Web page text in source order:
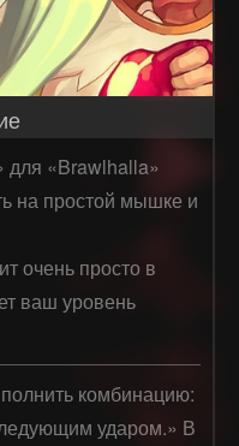
для «Brawlhalla»
на простой мышке и
очень просто в
ваш уровень
комбинацию:
ударом.» В